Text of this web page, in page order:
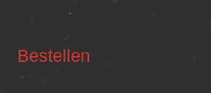
Bestellen